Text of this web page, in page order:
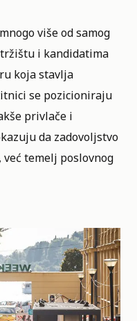
više od samog
i kandidatima
koja stavlja
se pozicioniraju
privlače i
da zadovoljstvo
temelj poslovnog